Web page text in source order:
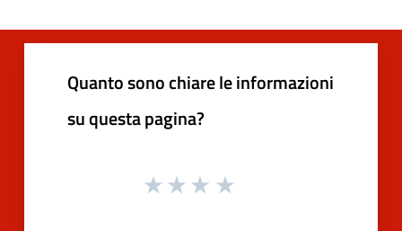
Quanto sono chiare le informazioni
su questa pagina?